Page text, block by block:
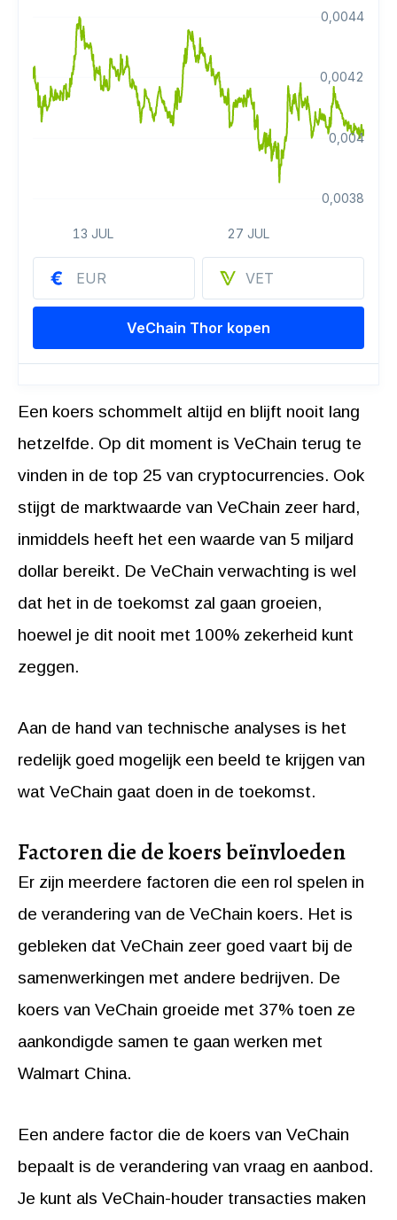
Een koers schommelt altijd en blijft nooit lang
hetzelfde. Op dit moment is VeChain terug te
vinden in de top 25 van cryptocurrencies. Ook
stijgt de marktwaarde van VeChain zeer hard,
inmiddels heeft het een waarde van 5 miljard
dollar bereikt. De VeChain verwachting is wel
dat het in de toekomst zal gaan groeien,
hoewel je dit nooit met 100% zekerheid kunt
zeggen.
Aan de hand van technische analyses is het
redelijk goed mogelijk een beeld te krijgen van
wat VeChain gaat doen in de toekomst.
Factoren die de koers beïnvloeden
Er zijn meerdere factoren die een rol spelen in
de verandering van de VeChain koers. Het is
gebleken dat VeChain zeer goed vaart bij de
samenwerkingen met andere bedrijven. De
koers van VeChain groeide met 37% toen ze
aankondigde samen te gaan werken met
Walmart China.
Een andere factor die de koers van VeChain
bepaalt is de verandering van vraag en aanbod.
Je kunt als VeChain-houder transacties maken